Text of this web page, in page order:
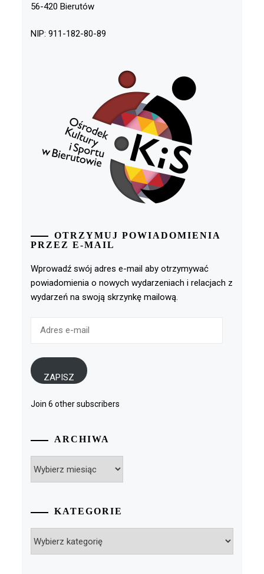
56-420 Bierutów
NIP: 911-182-80-89
OTRZYMUJ POWIADOMIENIA
PRZEZ E-MAIL
Wprowadź swój adres e-mail aby otrzymywać
powiadomienia o nowych wydarzeniach i relacjach z
wydarzeń na swoją skrzynkę mailową.
ZAPISZ
Join 6 other subscribers
ARCHIWA
KATEGORIE